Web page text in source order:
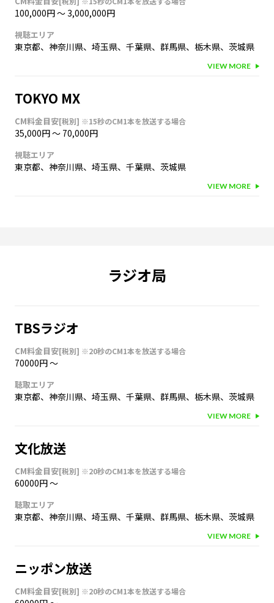
100,000円〜3,000,000円
視聴エリア
東京都、 神奈川県、 埼玉県、 千葉県、 群馬県、 栃木県、 茨城県
VIEW MORE
TOKYO MX
CM料金目安[税別] ※15秒のCM1本を放送する場合
35,000円〜 70,000円
視聴エリア
東京都、 神奈川県、 埼玉県、 千葉県、 茨城県
VIEW MORE
ラジオ局
TBSラジオ
CM料金目安[税別] ※20秒のCM1本を放送する場合
70000円〜
聴取エリア
東京都、 神奈川県、 埼玉県、 千葉県、 群馬県、 栃木県、 茨城県
VIEW MORE
文化放送
CM料金目安[税別] ※20秒のCM1本を放送する場合
60000円〜
聴取エリア
東京都、 神奈川県、 埼玉県、 千葉県、 群馬県、 栃木県、 茨城県
VIEW MORE
ニッポン放送
CM料金目安[税別] ※20秒のCM1本を放送する場合